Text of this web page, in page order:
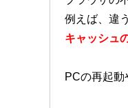
例えば、違
キャッシュ
PCの再起動